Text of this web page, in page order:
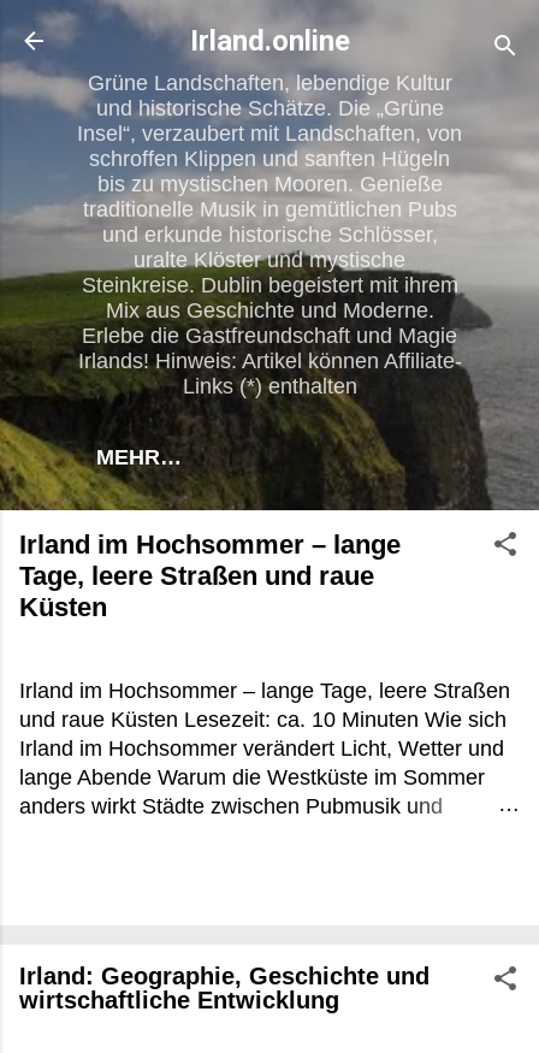
Direkt zum Hauptbereich
Irland.online
Grüne Landschaften, lebendige Kultur
und historische Schätze. Die „Grüne
Insel“, verzaubert mit Landschaften, von
schroffen Klippen und sanften Hügeln
bis zu mystischen Mooren. Genieße
traditionelle Musik in gemütlichen Pubs
und erkunde historische Schlösser,
uralte Klöster und mystische
Steinkreise. Dublin begeistert mit ihrem
Mix aus Geschichte und Moderne.
Erlebe die Gastfreundschaft und Magie
Irlands! Hinweis: Artikel können Affiliate-
Links (*) enthalten
MEHR…
Irland im Hochsommer – lange
Tage, leere Straßen und raue
Küsten
Irland im Hochsommer – lange Tage, leere Straßen
und raue Küsten Lesezeit: ca. 10 Minuten Wie sich
Irland im Hochsommer verändert Licht, Wetter und
lange Abende Warum die Westküste im Sommer
anders wirkt Städte zwischen Pubmusik und
Straße, aus einem offenen Küchenfenster roch es
nach Torffeuer und gebratenem Fisch. In
Irland: Geographie, Geschichte und
wirtschaftliche Entwicklung